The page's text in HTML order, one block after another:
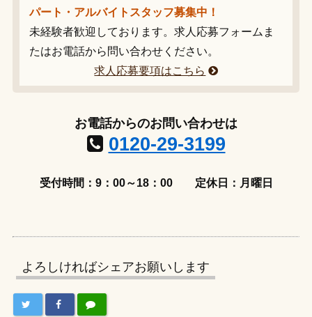
パート・アルバイトスタッフ募集中！
未経験者歓迎しております。求人応募フォームま
たはお電話から問い合わせください。
求人応募要項はこちら
お電話からのお問い合わせは
0120-29-3199
受付時間：9：00～18：00 定休日：月曜日
よろしければシェアお願いします